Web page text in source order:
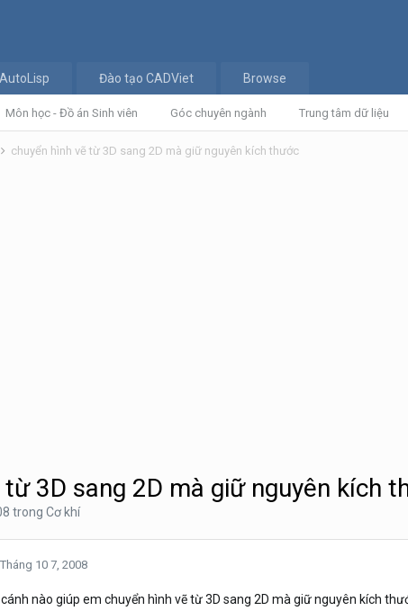
Môn học - Đồ án Sinh viên Góc chuyên ngành Trung tâm dữ liệu
AutoLisp Đào tạo CADViet Browse
chuyển hình vẽ từ 3D sang 2D mà giữ nguyên kích thước
3D sang 2D mà giữ nguyên kích
trong Cơ khí
Tháng 10 7, 2008
nào giúp em chuyển hình vẽ từ 3D sang 2D mà giữ nguyên kích